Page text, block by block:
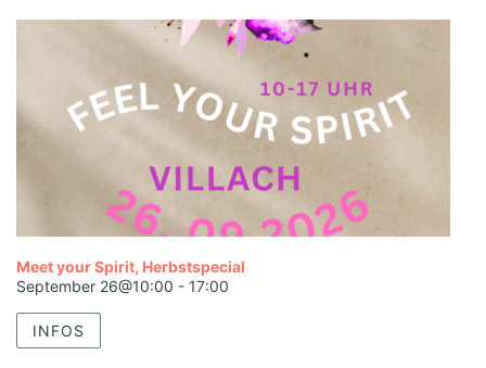
Meet your Spirit, Herbstspecial
September 26@10:00 - 17:00
INFOS